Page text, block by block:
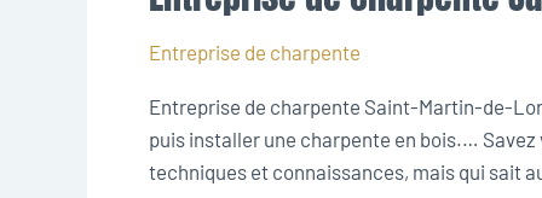
Entreprise de charpente
Entreprise de charpente Saint-Martin-de-
puis installer une charpente en bois.… Savez
techniques et connaissances, mais qui sait
de
charpente
Martin-
de-
Londres